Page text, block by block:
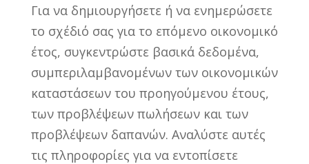
Για να δημιουργήσετε ή να ενημερώσετε
το σχέδιό σας για το επόμενο οικονομικό
έτος, συγκεντρώστε βασικά δεδομένα,
συμπεριλαμβανομένων των οικονομικών
καταστάσεων του προηγούμενου έτους,
των προβλέψεων πωλήσεων και των
προβλέψεων δαπανών. Αναλύστε αυτές
τις πληροφορίες για να εντοπίσετε